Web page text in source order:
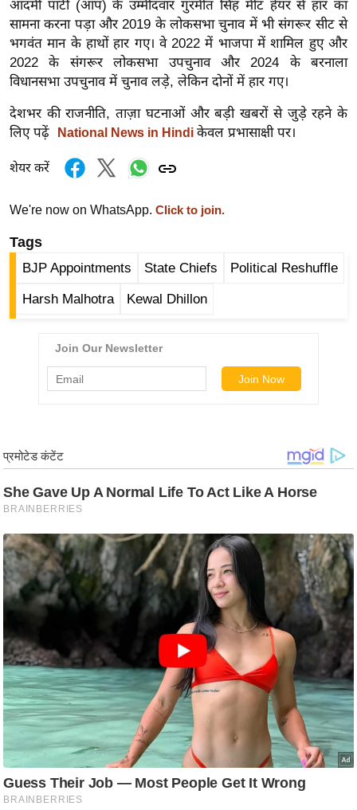
त
ऑ
टो
व
र्ल्ड
न्यू
ब्री
नो
रं
न
ड
ली
ड
फि
ल्म
स
क्षा
B
r
e
k
i
n
आदमी पार्टी (आप) के उम्मीदवार गुरमीत सिंह मीट हेयर से हार का
सामना करना पड़ा और 2019 के लोकसभा चुनाव में भी संगरूर सीट से
भगवंत मान के हाथों हार गए। वे 2022 में भाजपा में शामिल हुए और
2022 के संगरूर लोकसभा उपचुनाव और 2024 के बरनाला
विधानसभा उपचुनाव में चुनाव लड़े, लेकिन दोनों में हार गए।
देशभर की राजनीति, ताज़ा घटनाओं और बड़ी खबरों से जुड़े रहने के
लिए पढ़ें
National News in Hindi केवल प्रभासाक्षी पर।
शेयर करें
We're now on WhatsApp. Click to join.
Tags
BJP Appointments State Chiefs Political Reshuffle
Harsh Malhotra Kewal Dhillon